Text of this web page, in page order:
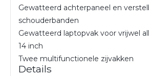
Gewatteerd achterpaneel en
schouderbanden
Gewatteerd laptopvak voor vrijwel
14 inch
Twee multifunctionele zijvakken
Details